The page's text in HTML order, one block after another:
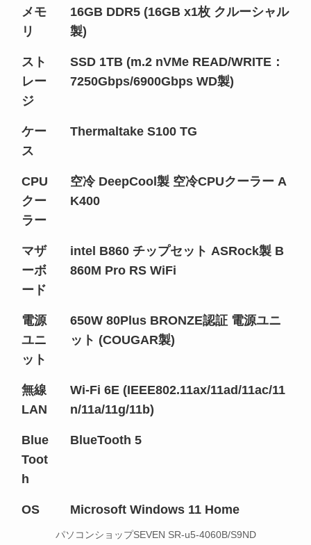
メモ
リ
16GB DDR5 (16GB x1枚 クルーシャル
製)
スト
レー
ジ
SSD 1TB (m.2 nVMe READ/WRITE：
7250Gbps/6900Gbps WD製)
ケー
ス
Thermaltake S100 TG
CPU
クー
ラー
空冷 DeepCool製 空冷CPUクーラー A
K400
マザ
ーボ
ード
intel B860 チップセット ASRock製 B
860M Pro RS WiFi
電源
ユニ
ット
650W 80Plus BRONZE認証 電源ユニ
ット (COUGAR製)
無線
LAN
Wi-Fi 6E (IEEE802.11ax/11ad/11ac/11
n/11a/11g/11b)
Blue
Toot
h
BlueTooth 5
OS Microsoft Windows 11 Home
パソコンショップSEVEN SR-u5-4060B/S9ND